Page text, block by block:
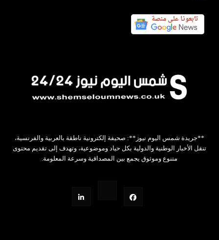
**جريدة شمس اليوم نيوز**: صحيفة إلكترونية ناطقة بالعربية والفرنسية،
تنقل الأخبار الوطنية والدولية بكل حياد وموضوعية، وتهدف إلى تقديم محتوى
متنوع وموثوق يجمع بين المصداقية وسرعة المعلومة.